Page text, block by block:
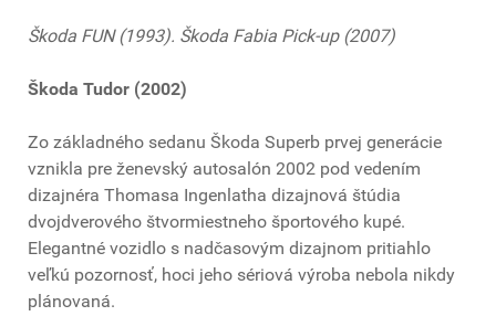
Škoda FUN (1993). Škoda Fabia Pick-up (2007)
Škoda Tudor (2002)
Zo základného sedanu Škoda Superb prvej generácie
vznikla pre ženevský autosalón 2002 pod vedením
dizajnéra Thomasa Ingenlatha dizajnová štúdia
dvojdverového štvormiestneho športového kupé.
Elegantné vozidlo s nadčasovým dizajnom pritiahlo
veľkú pozornosť, hoci jeho sériová výroba nebola nikdy
plánovaná.